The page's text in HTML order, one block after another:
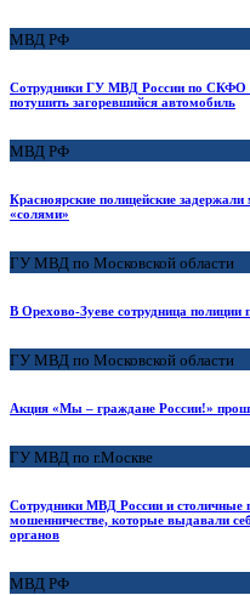
МВД РФ
Сотрудники ГУ МВД России по СКФО
потушить загоревшийся автомобиль
МВД РФ
Красноярские полицейские
«солями»
ГУ МВД по Московской области
В Орехово-Зуеве сотрудница полиции
ГУ МВД по Московской области
Акция «Мы – граждане России!»
ГУ МВД по г.Москве
Сотрудники МВД России и столичные
мошенничестве, которые выдавали
органов
МВД РФ